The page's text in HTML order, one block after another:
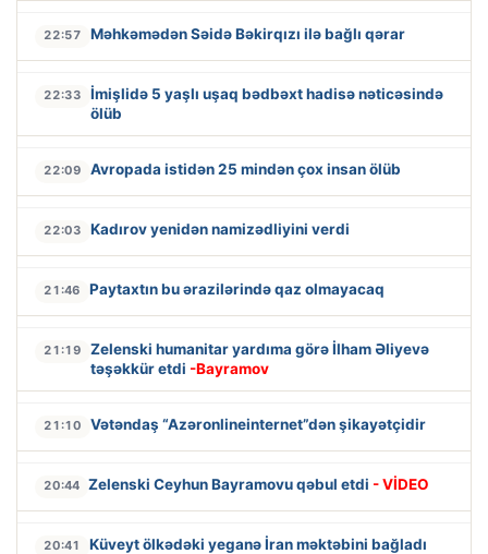
22:57 Məhkəmədən Səidə Bəkirqızı ilə bağlı qərar
22:33
İmişlidə 5 yaşlı uşaq bədbəxt hadisə nəticəsində
ölüb
22:09 Avropada istidən 25 mindən çox insan ölüb
22:03 Kadırov yenidən namizədliyini verdi
21:46 Paytaxtın bu ərazilərində qaz olmayacaq
21:19
Zelenski humanitar yardıma görə İlham Əliyevə
təşəkkür etdi -Bayramov
21:10 Vətəndaş “Azəronlineinternet”dən şikayətçidir
20:44 Zelenski Ceyhun Bayramovu qəbul etdi - VİDEO
20:41 Küveyt ölkədəki yeganə İran məktəbini bağladı